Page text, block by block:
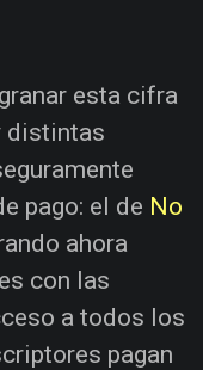
esta cifra
distintas
pago: el de No
ahora
con las
a todos los
pagan